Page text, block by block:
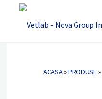
ACASA»PRODUSE»